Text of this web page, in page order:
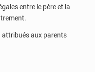
entre le père et la
attribués aux parents